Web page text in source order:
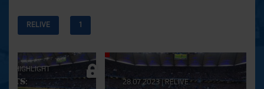
JETZT ZUM ABO
RELIVE 1
Aktuelle
Playlist
HIGHLIGHT
28.07.2023 RELIVE